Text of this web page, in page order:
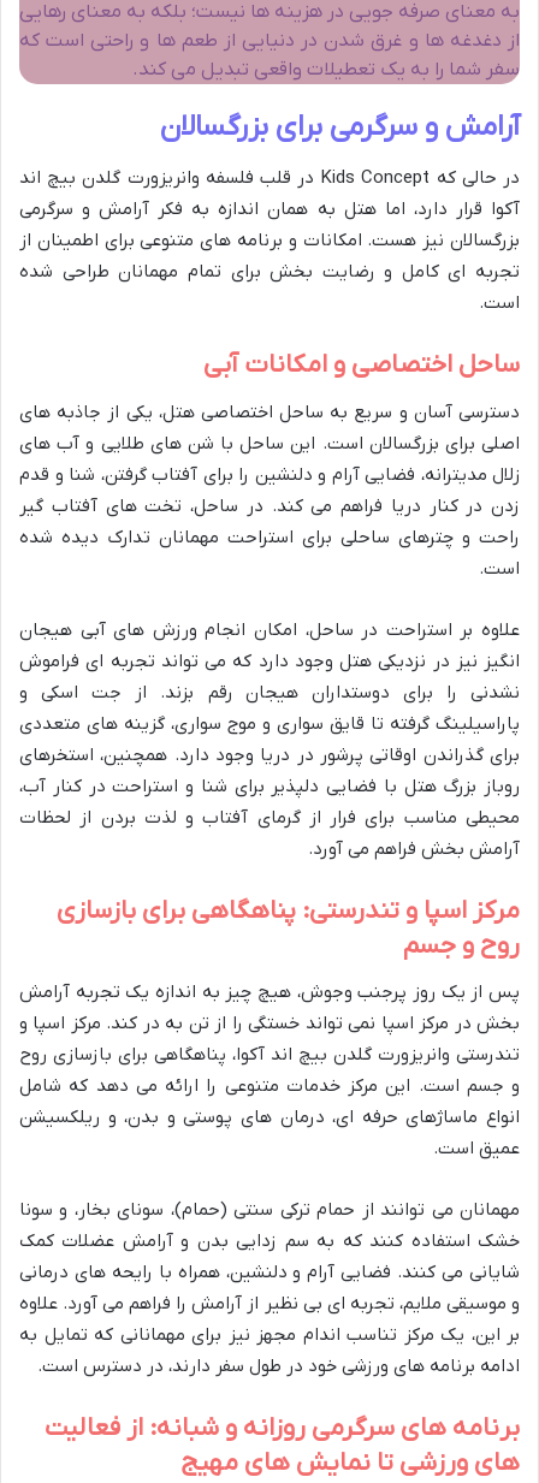
به معنای صرفه جویی در هزینه ها نیست؛ بلکه به معنای رهایی
از دغدغه ها و غرق شدن در دنیایی از طعم ها و راحتی است که
سفر شما را به یک تعطیلات واقعی تبدیل می کند.
آرامش و سرگرمی برای بزرگسالان
در حالی که Kids Concept در قلب فلسفه وانریزورت گلدن بیچ اند
آکوا قرار دارد، اما هتل به همان اندازه به فکر آرامش و سرگرمی
بزرگسالان نیز هست. امکانات و برنامه های متنوعی برای اطمینان از
تجربه ای کامل و رضایت بخش برای تمام مهمانان طراحی شده
است.
ساحل اختصاصی و امکانات آبی
دسترسی آسان و سریع به ساحل اختصاصی هتل، یکی از جاذبه های
اصلی برای بزرگسالان است. این ساحل با شن های طلایی و آب های
زلال مدیترانه، فضایی آرام و دلنشین را برای آفتاب گرفتن، شنا و قدم
زدن در کنار دریا فراهم می کند. در ساحل، تخت های آفتاب گیر
راحت و چترهای ساحلی برای استراحت مهمانان تدارک دیده شده
است.
علاوه بر استراحت در ساحل، امکان انجام ورزش های آبی هیجان
انگیز نیز در نزدیکی هتل وجود دارد که می تواند تجربه ای فراموش
نشدنی را برای دوستداران هیجان رقم بزند. از جت اسکی و
پاراسیلینگ گرفته تا قایق سواری و موج سواری، گزینه های متعددی
برای گذراندن اوقاتی پرشور در دریا وجود دارد. همچنین، استخرهای
روباز بزرگ هتل با فضایی دلپذیر برای شنا و استراحت در کنار آب،
محیطی مناسب برای فرار از گرمای آفتاب و لذت بردن از لحظات
آرامش بخش فراهم می آورد.
مرکز اسپا و تندرستی: پناهگاهی برای بازسازی
روح و جسم
پس از یک روز پرجنب وجوش، هیچ چیز به اندازه یک تجربه آرامش
بخش در مرکز اسپا نمی تواند خستگی را از تن به در کند. مرکز اسپا و
تندرستی وانریزورت گلدن بیچ اند آکوا، پناهگاهی برای بازسازی روح
و جسم است. این مرکز خدمات متنوعی را ارائه می دهد که شامل
انواع ماساژهای حرفه ای، درمان های پوستی و بدن، و ریلکسیشن
عمیق است.
مهمانان می توانند از حمام ترکی سنتی (حمام)، سونای بخار، و سونا
خشک استفاده کنند که به سم زدایی بدن و آرامش عضلات کمک
شایانی می کنند. فضایی آرام و دلنشین، همراه با رایحه های درمانی
و موسیقی ملایم، تجربه ای بی نظیر از آرامش را فراهم می آورد. علاوه
بر این، یک مرکز تناسب اندام مجهز نیز برای مهمانانی که تمایل به
ادامه برنامه های ورزشی خود در طول سفر دارند، در دسترس است.
برنامه های سرگرمی روزانه و شبانه: از فعالیت
های ورزشی تا نمایش های مهیج